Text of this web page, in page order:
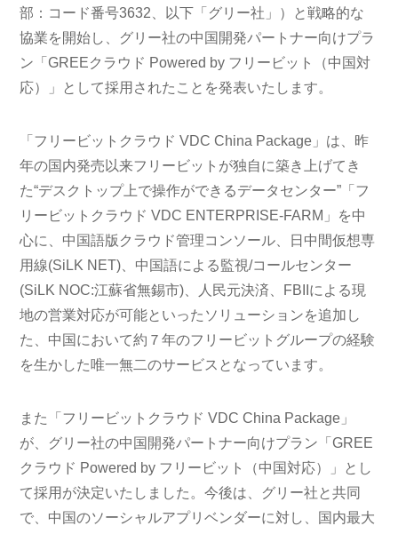
部：コード番号3632、以下「グリー社」）と戦略的な
協業を開始し、グリー社の中国開発パートナー向けプラ
ン「GREEクラウド Powered by フリービット（中国対
応）」として採用されたことを発表いたします。
「フリービットクラウド VDC China Package」は、昨
年の国内発売以来フリービットが独自に築き上げてき
た“デスクトップ上で操作ができるデータセンター”「フ
リービットクラウド VDC ENTERPRISE-FARM」を中
心に、中国語版クラウド管理コンソール、日中間仮想専
用線(SiLK NET)、中国語による監視/コールセンター
(SiLK NOC:江蘇省無錫市)、人民元決済、FBIIによる現
地の営業対応が可能といったソリューションを追加し
た、中国において約７年のフリービットグループの経験
を生かした唯一無二のサービスとなっています。
また「フリービットクラウド VDC China Package」
が、グリー社の中国開発パートナー向けプラン「GREE
クラウド Powered by フリービット（中国対応）」とし
て採用が決定いたしました。今後は、グリー社と共同
で、中国のソーシャルアプリベンダーに対し、国内最大